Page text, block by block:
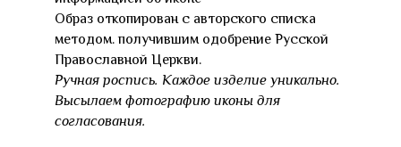
Образ откопирован с авторского списка
методом. получившим одобрение Русской
Православной Церкви.
Ручная роспись. Каждое изделие уникально.
Высылаем фотографию иконы для
согласования.